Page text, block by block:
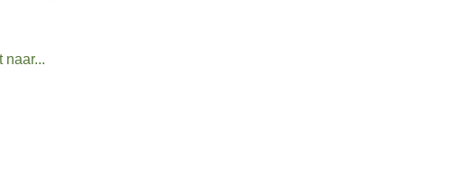
naar...